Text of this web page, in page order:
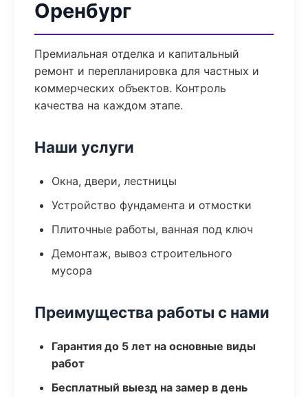
Оренбург
Премиальная отделка и капитальный
ремонт и перепланировка для частных и
коммерческих объектов. Контроль
качества на каждом этапе.
Наши услуги
Окна, двери, лестницы
Устройство фундамента и отмостки
Плиточные работы, ванная под ключ
Демонтаж, вывоз строительного
мусора
Преимущества работы с нами
Гарантия до 5 лет на основные виды
работ
Бесплатный выезд на замер в день